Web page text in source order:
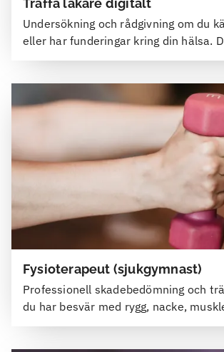
Träffa läkare digitalt
Undersökning och rådgivning om du
eller har funderingar kring din hälsa.
Fysioterapeut (sjukgymnast)
Professionell skadebedömning och
du har besvär med rygg, nacke,